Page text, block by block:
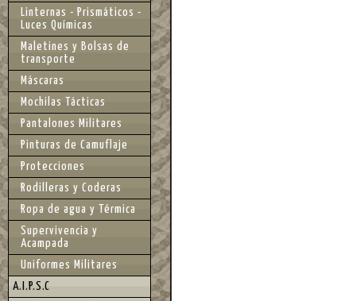
Linternas - Prismáticos -
Luces Químicas
Maletines y Bolsas de
transporte
Máscaras
Mochilas Tácticas
Pantalones Militares
Pinturas de Camuflaje
Protecciones
Rodilleras y Coderas
Ropa de agua y Térmica
Supervivencia y
Acampada
Uniformes Militares
A.I.P.S.C